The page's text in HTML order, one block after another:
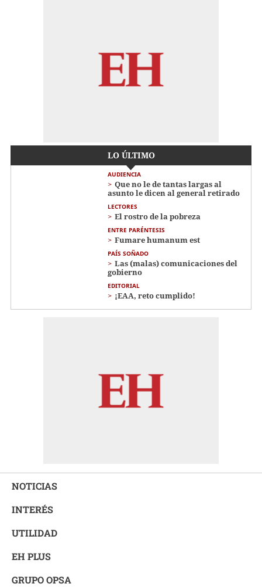
LO ÚLTIMO
AUDIENCIA
Que no le de tantas largas al
asunto le dicen al general retirado
LECTORES
El rostro de la pobreza
ENTRE PARÉNTESIS
Fumare humanum est
PAÍS SOÑADO
Las (malas) comunicaciones del
gobierno
EDITORIAL
¡EAA, reto cumplido!
NOTICIAS
INTERÉS
UTILIDAD
EH PLUS
GRUPO OPSA